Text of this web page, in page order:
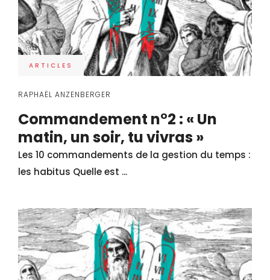
ARTICLES
RAPHAËL ANZENBERGER
Commandement n°2 : « Un
matin, un soir, tu vivras »
Les 10 commandements de la gestion du temps :
les habitus Quelle est ...